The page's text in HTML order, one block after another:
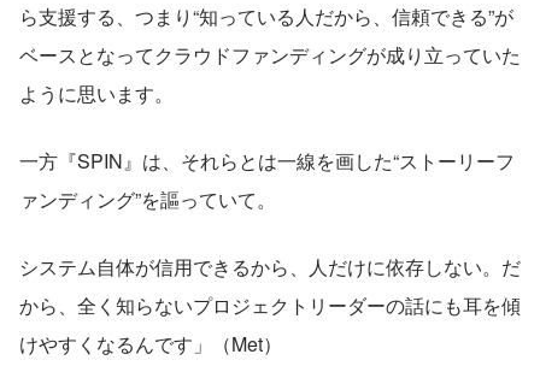
ら支援する、つまり“知っている人だから、信頼できる”が
ベースとなってクラウドファンディングが成り立っていた
ように思います。
一方『SPIN』は、それらとは一線を画した“ストーリーフ
ァンディング”を謳っていて。
システム自体が信用できるから、人だけに依存しない。だ
から、全く知らないプロジェクトリーダーの話にも耳を傾
けやすくなるんです」（Met）